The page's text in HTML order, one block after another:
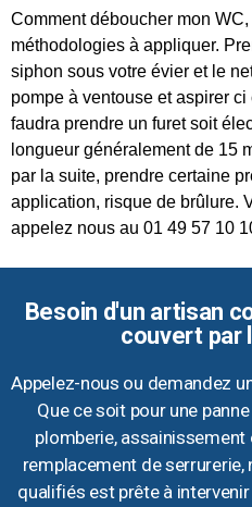
Comment déboucher mon WC,
méthodologies à appliquer.
siphon sous votre évier et le
pompe à ventouse et aspirer
faudra prendre un furet soit
longueur généralement de 15
par la suite, prendre certaine
application, risque de brûlure.
appelez nous au 01 49 57 10
Besoin d'un artisan
couvert par
Appelez-nous ou demandez
Que ce soit pour une
plomberie,
remplacement de
qualifiés est prête à